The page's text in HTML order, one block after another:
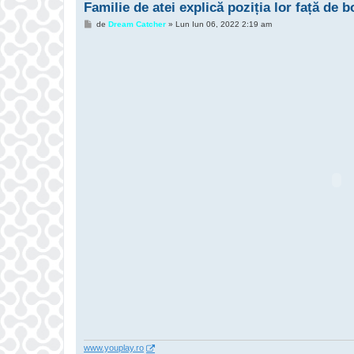
Familie de atei explică poziția lor față de
Mde Dream Catcher» Lun Iun 06, 2022 2:19 am
www.youplay.ro